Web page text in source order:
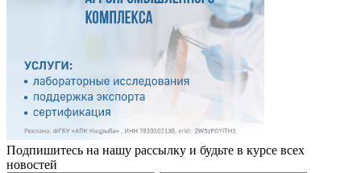
Подпишитесь на нашу рассылку и будьте в курсе всех
новостей